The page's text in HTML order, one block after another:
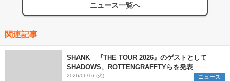
ニュース一覧へ
関連記事
SHANK 『THE TOUR 2026』のゲストとして
SHADOWS、ROTTENGRAFFTYらを発表
2026/06/16 (火) ニュース